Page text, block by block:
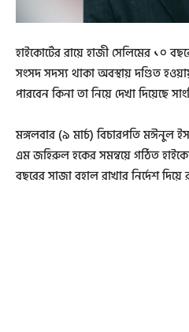
হাইকোর্টের রায়ে হাজী সেলিমের ১০
সংসদ সদস্য থাকা অবস্থায় দণ্ডিত
পারবেন কিনা তা নিয়ে দেখা দিয়েছে
মঙ্গলবার (৯ মার্চ) বিচারপতি মঈনুল
এম জহিরুল হকের সমন্বয়ে গঠিত
বছরের সাজা বহাল রাখার নির্দেশ